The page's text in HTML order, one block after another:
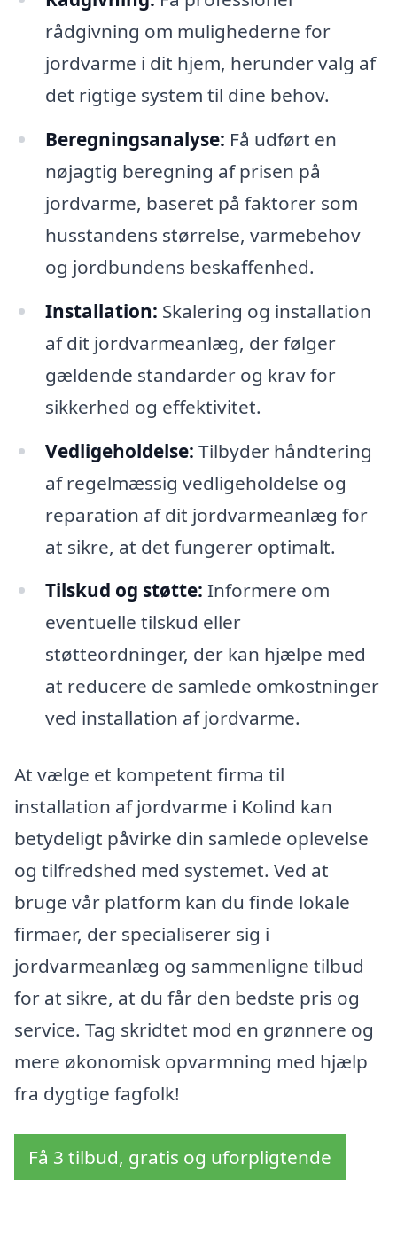
rådgivning om mulighederne for
jordvarme i dit hjem, herunder valg af
det rigtige system til dine behov.
Beregningsanalyse: Få udført en
nøjagtig beregning af prisen på
jordvarme, baseret på faktorer som
husstandens størrelse, varmebehov
og jordbundens beskaffenhed.
Installation: Skalering og installation
af dit jordvarmeanlæg, der følger
gældende standarder og krav for
sikkerhed og effektivitet.
Vedligeholdelse: Tilbyder håndtering
af regelmæssig vedligeholdelse og
reparation af dit jordvarmeanlæg for
at sikre, at det fungerer optimalt.
Tilskud og støtte: Informere om
eventuelle tilskud eller
støtteordninger, der kan hjælpe med
at reducere de samlede omkostninger
ved installation af jordvarme.
At vælge et kompetent firma til
installation af jordvarme i Kolind kan
betydeligt påvirke din samlede oplevelse
og tilfredshed med systemet. Ved at
bruge vår platform kan du finde lokale
firmaer, der specialiserer sig i
jordvarmeanlæg og sammenligne tilbud
for at sikre, at du får den bedste pris og
service. Tag skridtet mod en grønnere og
mere økonomisk opvarmning med hjælp
fra dygtige fagfolk!
Få 3 tilbud, gratis og uforpligtende